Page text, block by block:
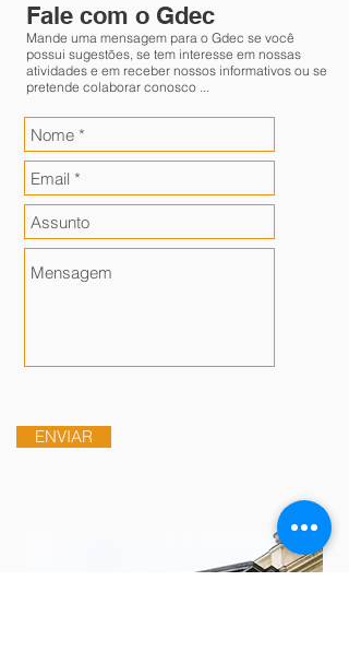
Fale com o Gdec
Mande uma mensagem para o Gdec se você
possui sugestões, se tem interesse em nossas
atividades e em receber nossos informativos ou se
pretende colaborar conosco ...
ENVIAR